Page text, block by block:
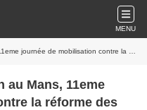
MENU
de mobilisation contre la réforme des retraites de
au Mans, 11eme
la réforme des